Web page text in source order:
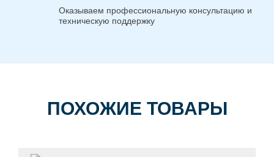
Оказываем профессиональную консультацию и
техническую поддержку
ПОХОЖИЕ ТОВАРЫ